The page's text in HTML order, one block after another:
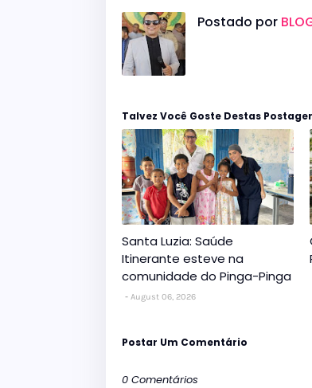
Postado por
Talvez Você Goste Destas
Santa Luzia: Saúde
Itinerante esteve na
comunidade do Pinga-Pinga
August 06, 2026
Postar Um Comentário
0 Comentários